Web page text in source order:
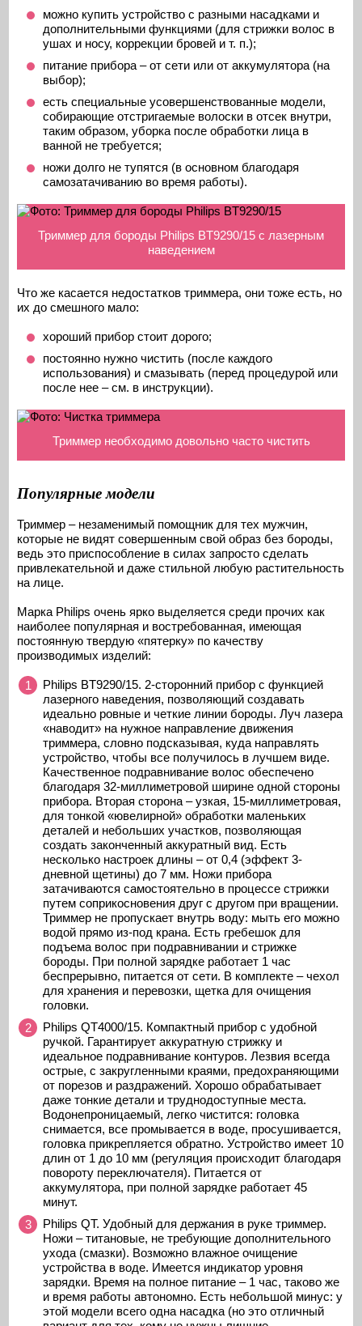
можно купить устройство с разными насадками и
дополнительными функциями (для стрижки волос в
ушах и носу, коррекции бровей и т. п.);
питание прибора – от сети или от аккумулятора (на
выбор);
есть специальные усовершенствованные модели,
собирающие отстригаемые волоски в отсек внутри,
таким образом, уборка после обработки лица в
ванной не требуется;
ножи долго не тупятся (в основном благодаря
самозатачиванию во время работы).
Триммер для бороды Philips BT9290/15 с лазерным
наведением
Что же касается недостатков триммера, они тоже есть, но
их до смешного мало:
хороший прибор стоит дорого;
постоянно нужно чистить (после каждого
использования) и смазывать (перед процедурой или
после нее – см. в инструкции).
Триммер необходимо довольно часто чистить
Популярные модели
Триммер – незаменимый помощник для тех мужчин,
которые не видят совершенным свой образ без бороды,
ведь это приспособление в силах запросто сделать
привлекательной и даже стильной любую растительность
на лице.
Марка Philips очень ярко выделяется среди прочих как
наиболее популярная и востребованная, имеющая
постоянную твердую «пятерку» по качеству
производимых изделий:
Philips BT9290/15. 2-сторонний прибор с функцией
лазерного наведения, позволяющий создавать
идеально ровные и четкие линии бороды. Луч лазера
«наводит» на нужное направление движения
триммера, словно подсказывая, куда направлять
устройство, чтобы все получилось в лучшем виде.
Качественное подравнивание волос обеспечено
благодаря 32-миллиметровой ширине одной стороны
прибора. Вторая сторона – узкая, 15-миллиметровая,
для тонкой «ювелирной» обработки маленьких
деталей и небольших участков, позволяющая
создать законченный аккуратный вид. Есть
несколько настроек длины – от 0,4 (эффект 3-
дневной щетины) до 7 мм. Ножи прибора
затачиваются самостоятельно в процессе стрижки
путем соприкосновения друг с другом при вращении.
Триммер не пропускает внутрь воду: мыть его можно
водой прямо из-под крана. Есть гребешок для
подъема волос при подравнивании и стрижке
бороды. При полной зарядке работает 1 час
беспрерывно, питается от сети. В комплекте – чехол
для хранения и перевозки, щетка для очищения
головки.
Philips QT4000/15. Компактный прибор с удобной
ручкой. Гарантирует аккуратную стрижку и
идеальное подравнивание контуров. Лезвия всегда
острые, с закругленными краями, предохраняющими
от порезов и раздражений. Хорошо обрабатывает
даже тонкие детали и труднодоступные места.
Водонепроницаемый, легко чистится: головка
снимается, все промывается в воде, просушивается,
головка прикрепляется обратно. Устройство имеет 10
длин от 1 до 10 мм (регуляция происходит благодаря
повороту переключателя). Питается от
аккумулятора, при полной зарядке работает 45
минут.
Philips QT. Удобный для держания в руке триммер.
Ножи – титановые, не требующие дополнительного
ухода (смазки). Возможно влажное очищение
устройства в воде. Имеется индикатор уровня
зарядки. Время на полное питание – 1 час, таково же
и время работы автономно. Есть небольшой минус: у
этой модели всего одна насадка (но это отличный